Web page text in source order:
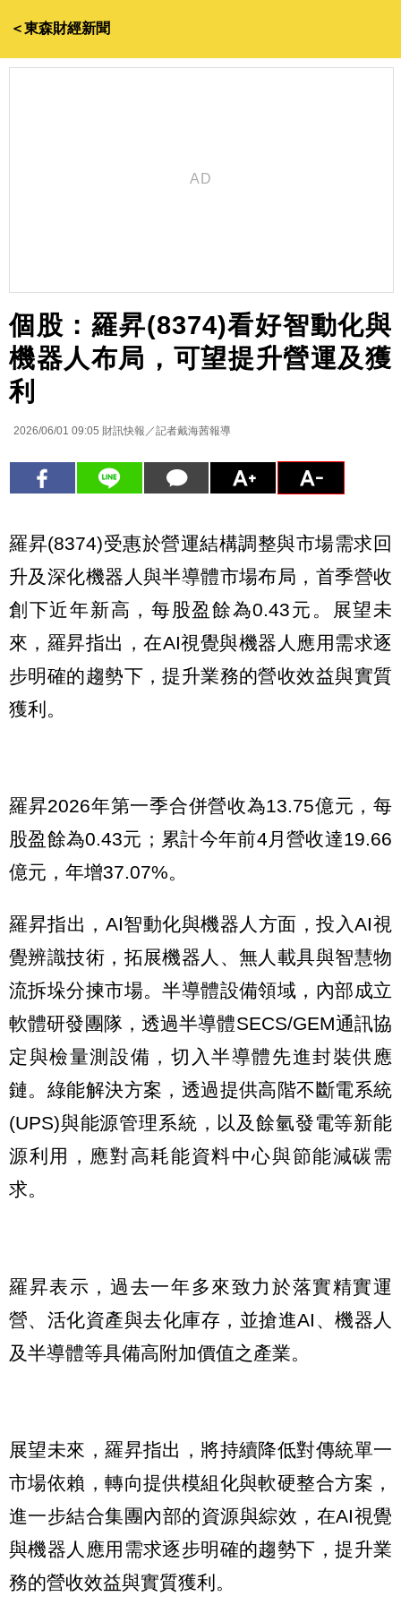
＜東森財經新聞
個股：羅昇(8374)看好智動化與
機器人布局，可望提升營運及獲
利
2026/06/01 09:05 財訊快報／記者戴海茜報導
羅昇(8374)受惠於營運結構調整與市場需求回
升及深化機器人與半導體市場布局，首季營收
創下近年新高，每股盈餘為0.43元。展望未
來，羅昇指出，在AI視覺與機器人應用需求逐
步明確的趨勢下，提升業務的營收效益與實質
獲利。
羅昇2026年第一季合併營收為13.75億元，每
股盈餘為0.43元；累計今年前4月營收達19.66
億元，年增37.07%。
羅昇指出，AI智動化與機器人方面，投入AI視
覺辨識技術，拓展機器人、無人載具與智慧物
流拆垛分揀市場。半導體設備領域，內部成立
軟體研發團隊，透過半導體SECS/GEM通訊協
定與檢量測設備，切入半導體先進封裝供應
鏈。綠能解決方案，透過提供高階不斷電系統
(UPS)與能源管理系統，以及餘氫發電等新能
源利用，應對高耗能資料中心與節能減碳需
求。
羅昇表示，過去一年多來致力於落實精實運
營、活化資產與去化庫存，並搶進AI、機器人
及半導體等具備高附加價值之產業。
展望未來，羅昇指出，將持續降低對傳統單一
市場依賴，轉向提供模組化與軟硬整合方案，
進一步結合集團內部的資源與綜效，在AI視覺
與機器人應用需求逐步明確的趨勢下，提升業
務的營收效益與實質獲利。